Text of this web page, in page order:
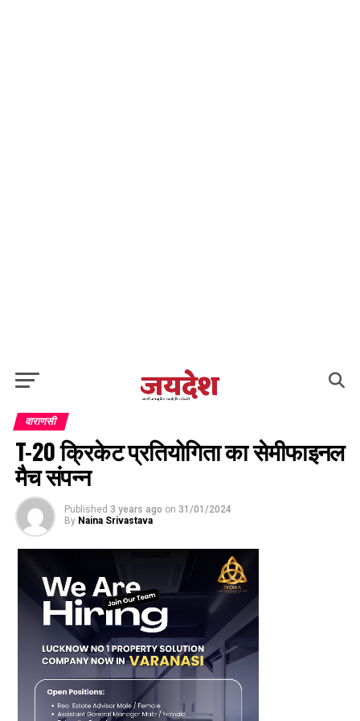
वाराणसी
T-20 क्रिकेट प्रतियोगिता का सेमीफाइनल
मैच संपन्न
Published 3 years ago on 31/01/2024
By Naina Srivastava